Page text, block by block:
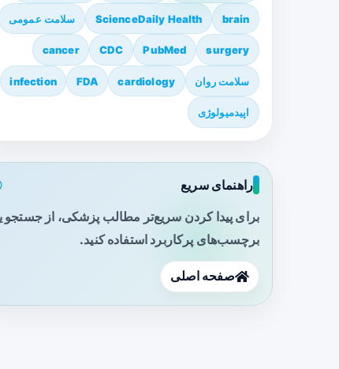
brain
ScienceDaily Health سلامت عمومی
surgery
PubMed
CDC
cancer
سلامت روان cardiology
FDA
infection
اپیدمیولوژی
راهنمای سریع
برای پیدا کردن سریع‌تر مطالب پزشکی، از جستجو
برچسب‌های پرکاربرد استفاده کنید.
صفحه اصلی